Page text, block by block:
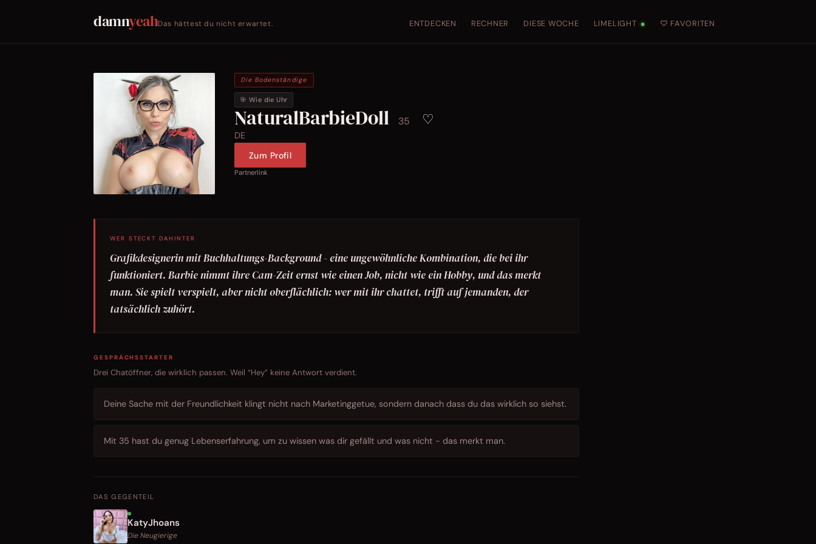
damnyeahDas hättest du nicht erwartet. ENTDECKEN RECHNER DIESE WOCHE LIMELIGHT ● ♡ FAVORITEN
Die Bodenständige
🎯 Wie die Uhr
NaturalBarbieDoll 35 ♡
DE
Zum Profil
Partnerlink
WER STECKT DAHINTER
Grafikdesignerin mit Buchhaltungs-Background - eine ungewöhnliche Kombination, die bei ihr
funktioniert. Barbie nimmt ihre Cam-Zeit ernst wie einen Job, nicht wie ein Hobby, und das merkt
man. Sie spielt verspielt, aber nicht oberflächlich: wer mit ihr chattet, trifft auf jemanden, der
tatsächlich zuhört.
GESPRÄCHSSTARTER
Drei Chatöffner, die wirklich passen. Weil “Hey” keine Antwort verdient.
Deine Sache mit der Freundlichkeit klingt nicht nach Marketinggetue, sondern danach dass du das wirklich so siehst.
Mit 35 hast du genug Lebenserfahrung, um zu wissen was dir gefällt und was nicht - das merkt man.
DAS GEGENTEIL
KatyJhoans
Die Neugierige